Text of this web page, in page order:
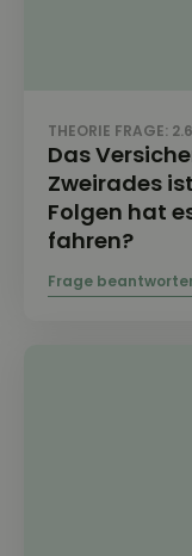
THEORIE FRAGE:
Das
Zweirades
Folgen hat
fahren?